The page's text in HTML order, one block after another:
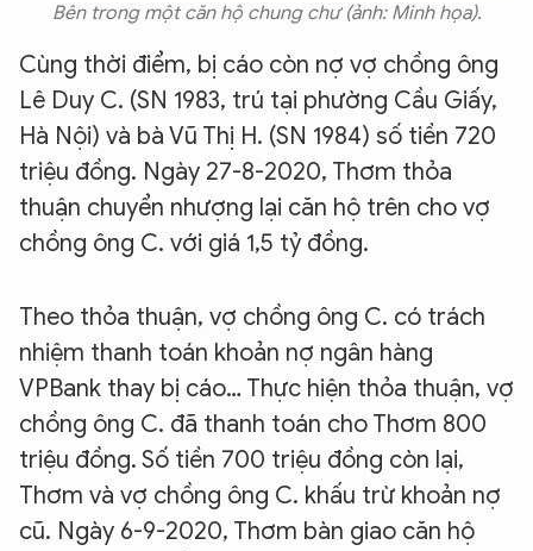
Bên trong một căn hộ chung chư (ảnh: Minh họa).
Cùng thời điểm, bị cáo còn nợ vợ chồng ông
Lê Duy C. (SN 1983, trú tại phường Cầu Giấy,
Hà Nội) và bà Vũ Thị H. (SN 1984) số tiền 720
triệu đồng. Ngày 27-8-2020, Thơm thỏa
thuận chuyển nhượng lại căn hộ trên cho vợ
chồng ông C. với giá 1,5 tỷ đồng.
Theo thỏa thuận, vợ chồng ông C. có trách
nhiệm thanh toán khoản nợ ngân hàng
VPBank thay bị cáo… Thực hiện thỏa thuận, vợ
chồng ông C. đã thanh toán cho Thơm 800
triệu đồng. Số tiền 700 triệu đồng còn lại,
Thơm và vợ chồng ông C. khấu trừ khoản nợ
cũ. Ngày 6-9-2020, Thơm bàn giao căn hộ